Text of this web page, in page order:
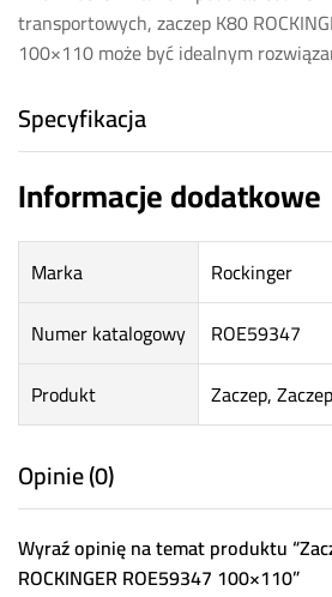
transportowych, zaczep K80
100×110 może być idealnym
Specyfikacja
Informacje dodatkowe
Marka
Rockinger
Numer katalogowy
ROE59347
Produkt
Zaczep,
Opinie (0)
Wyraź opinię na temat produktu
ROCKINGER ROE59347 100×110”